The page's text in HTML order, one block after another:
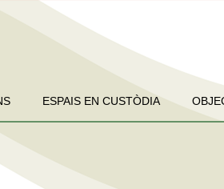
ESPAIS EN CUSTÒDIA